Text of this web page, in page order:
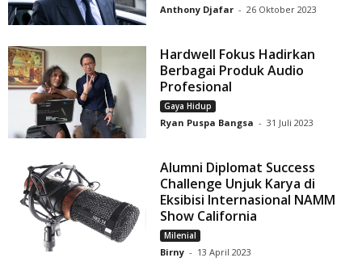
Anthony Djafar - 26 Oktober 2023
Hardwell Fokus Hadirkan
Berbagai Produk Audio
Profesional
Gaya Hidup
Ryan Puspa Bangsa - 31 Juli 2023
Alumni Diplomat Success
Challenge Unjuk Karya di
Eksibisi Internasional NAMM
Show California
Milenial
Birny - 13 April 2023